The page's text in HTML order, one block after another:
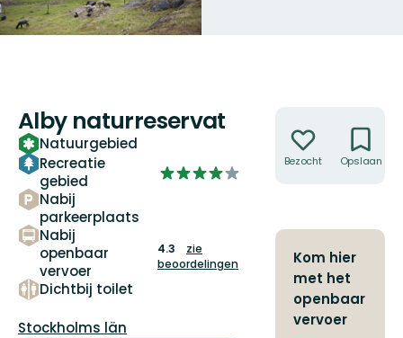
Alby naturreservat
Natuurgebied
Recreatie
gebied
Nabij
parkeerplaats
Nabij
openbaar
vervoer
Dichtbij toilet
4.2624777183600715
4.3
zie
beoordelingen
Regio:
Stockholms län
Bezocht Opslaan
Kom hier
met het
openbaar
vervoer